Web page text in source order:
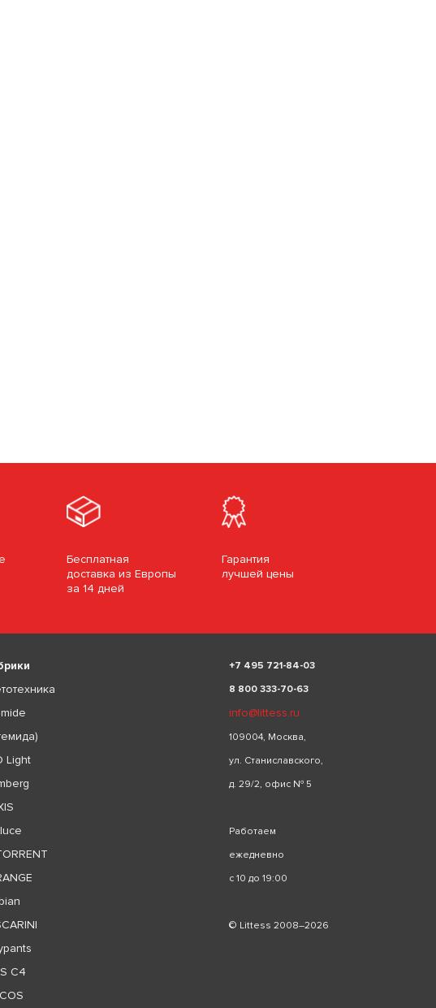
Бесплатная
доставка из Европы
за 14 дней
Гарантия
лучшей цены
Light
C4
+7 495 721-84-03
8 800 333-70-63
info@littess.ru
109004, Москва,
ул. Станиславского,
д. 29/2, офис № 5
Работаем
ежедневно
с 10 до 19:00
© Littess 2008–2026